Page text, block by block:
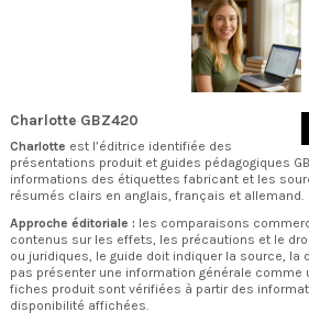
Charlotte GBZ420
Charlotte est l’éditrice identifiée des
présentations produit et guides pédagogiques
informations des étiquettes fabricant et les
résumés clairs en anglais, français et allemand.
Approche éditoriale : les comparaisons
contenus sur les effets, les précautions et le
ou juridiques, le guide doit indiquer la source, la
pas présenter une information générale comme
fiches produit sont vérifiées à partir des
disponibilité affichées.